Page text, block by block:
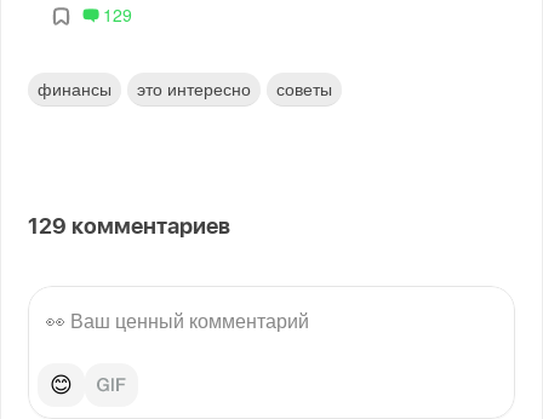
129
финансы это интересно советы
129 комментариев
😊